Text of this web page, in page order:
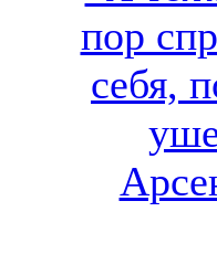
пор
себя,